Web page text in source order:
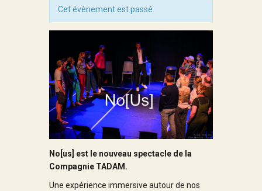
Animations
Contact
Cet évènement est passé
No[us] est le nouveau spectacle de la
Compagnie TADAM.
Une expérience immersive autour de nos